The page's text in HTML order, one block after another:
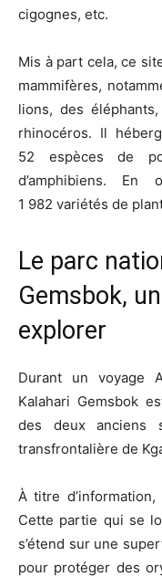
cigognes, etc.
Mis à part cela, ce
mammifères,
lions, des
rhinocéros. Il
52 espèces de
d’amphibiens.
1 982 variétés de
Le parc
Gemsbok,
explorer
Durant un voyage
Kalahari Gemsbok
des deux anciens
transfrontalière de
À titre
Cette partie qui se
s’étend sur une
pour protéger des